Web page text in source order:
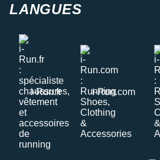
LANGUES
i-Run.fr i-Run.com